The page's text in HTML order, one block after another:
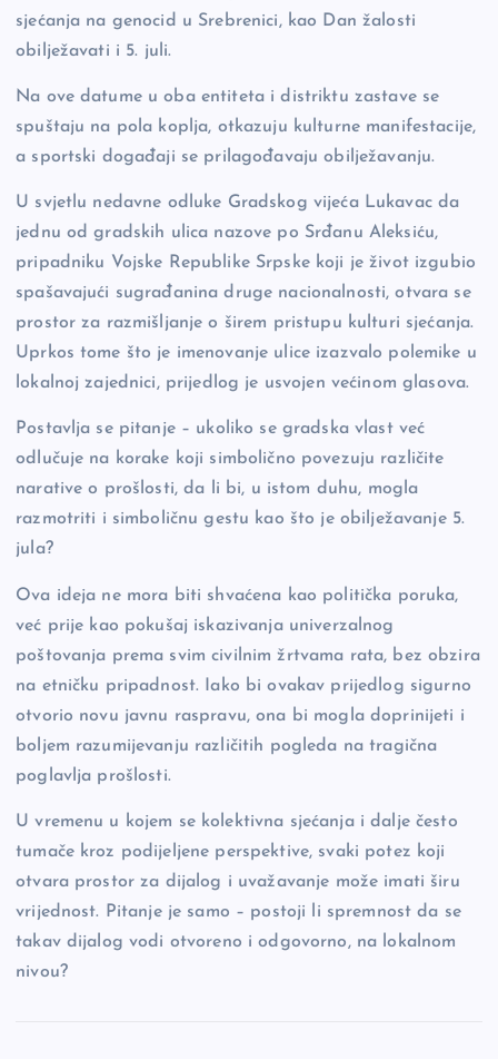
sjećanja na genocid u Srebrenici, kao Dan žalosti
obilježavati i 5. juli.
Na ove datume u oba entiteta i distriktu zastave se
spuštaju na pola koplja, otkazuju kulturne manifestacije,
a sportski događaji se prilagođavaju obilježavanju.
U svjetlu nedavne odluke Gradskog vijeća Lukavac da
jednu od gradskih ulica nazove po Srđanu Aleksiću,
pripadniku Vojske Republike Srpske koji je život izgubio
spašavajući sugrađanina druge nacionalnosti, otvara se
prostor za razmišljanje o širem pristupu kulturi sjećanja.
Uprkos tome što je imenovanje ulice izazvalo polemike u
lokalnoj zajednici, prijedlog je usvojen većinom glasova.
Postavlja se pitanje – ukoliko se gradska vlast već
odlučuje na korake koji simbolično povezuju različite
narative o prošlosti, da li bi, u istom duhu, mogla
razmotriti i simboličnu gestu kao što je obilježavanje 5.
jula?
Ova ideja ne mora biti shvaćena kao politička poruka,
već prije kao pokušaj iskazivanja univerzalnog
poštovanja prema svim civilnim žrtvama rata, bez obzira
na etničku pripadnost. Iako bi ovakav prijedlog sigurno
otvorio novu javnu raspravu, ona bi mogla doprinijeti i
boljem razumijevanju različitih pogleda na tragična
poglavlja prošlosti.
U vremenu u kojem se kolektivna sjećanja i dalje često
tumače kroz podijeljene perspektive, svaki potez koji
otvara prostor za dijalog i uvažavanje može imati širu
vrijednost. Pitanje je samo – postoji li spremnost da se
takav dijalog vodi otvoreno i odgovorno, na lokalnom
nivou?